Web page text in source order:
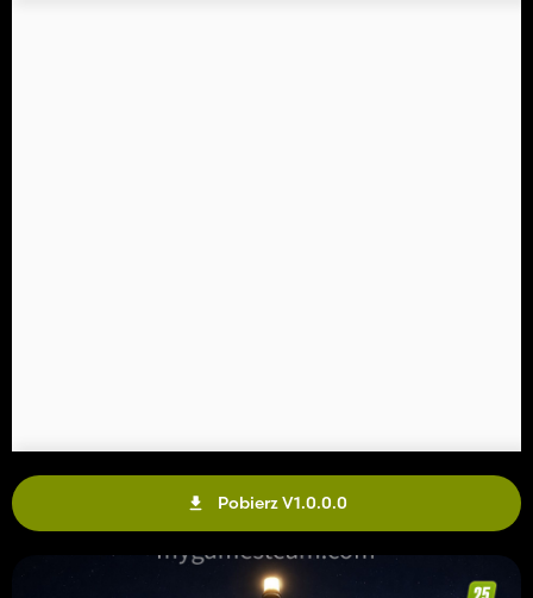
Pobierz V1.0.0.0